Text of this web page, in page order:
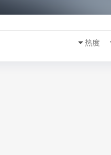
热度